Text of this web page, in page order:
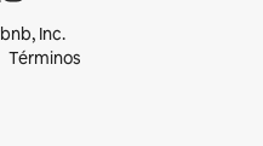
Inc.
Términos